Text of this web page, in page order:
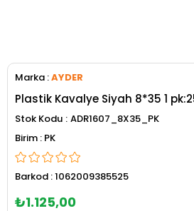
Marka :AYDER
Plastik Kavalye Siyah 8*35 1
Stok Kodu ADR1607_8X35_PK
PK
Barkod :1062009385525
₺1.125,00